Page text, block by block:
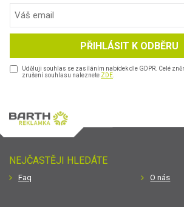
Uděluji souhlas se zasíláním nabídek dle GDPR. Celé
zrušení souhlasu naleznete ZDE
PŘIHLÁSIT K ODBĚRU
NEJČASTĚJI HLEDÁTE
Faq O nás